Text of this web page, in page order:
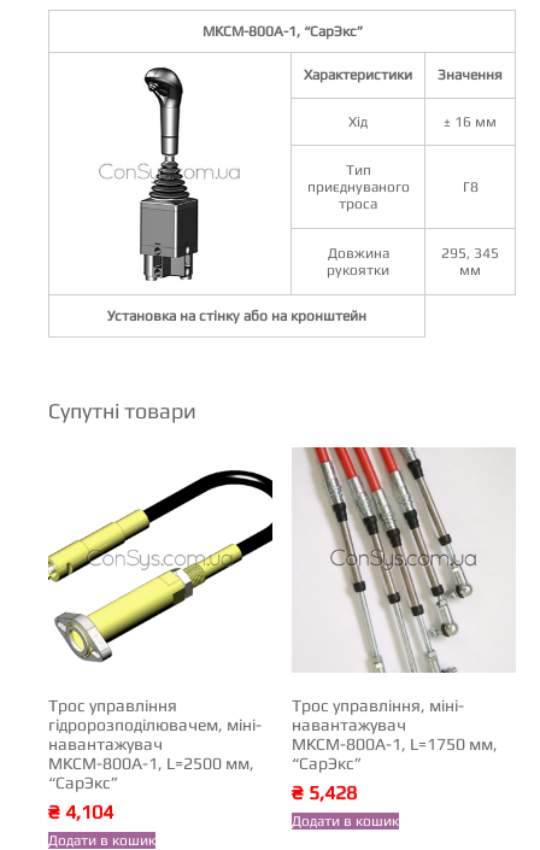
МКСМ-800А-1, “СарЭкс”
Характеристики Значення
Хід ± 16 мм
Тип
приєднуваного
троса
Г8
Довжина
рукоятки
295, 345
мм
Установка на стінку або на кронштейн
Супутні товари
Трос управління
гідророзподілювачем, міні-
навантажувач
МКСМ-800А-1, L=2500 мм,
“СарЭкс”
₴ 4,104
Додати в кошик
Трос управління, міні-
навантажувач
МКСМ-800А-1, L=1750 мм,
“СарЭкс”
₴ 5,428
Додати в кошик